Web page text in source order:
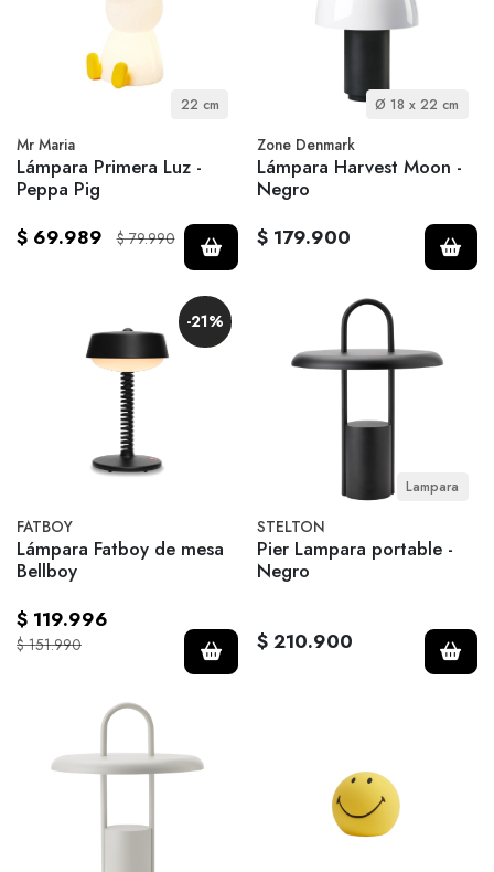
22 cm
Mr Maria
Lámpara Primera Luz -
Peppa Pig
$ 69.989
$ 79.990
Ø 18 x 22 cm
Zone Denmark
Lámpara Harvest Moon -
Negro
$ 179.900
-21%
FATBOY
Lámpara Fatboy de mesa
Bellboy
$ 119.996
$ 151.990
Lampara
STELTON
Pier Lampara portable -
Negro
$ 210.900